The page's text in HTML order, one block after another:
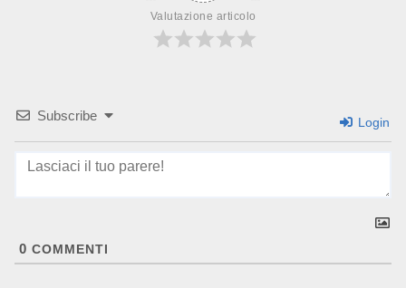
Valutazione articolo
Subscribe Login
0 COMMENTI